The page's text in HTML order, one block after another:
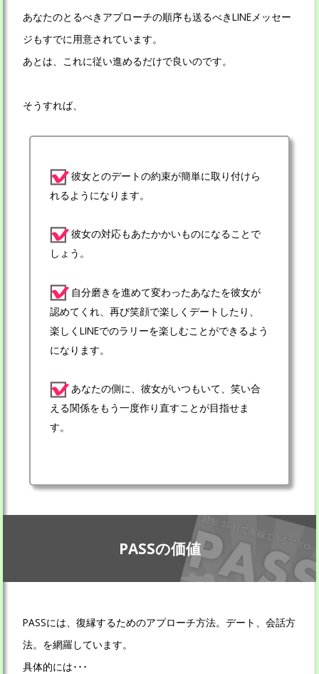
あなたのとるべきアプローチの順序も送るべきLINEメッセー
ジもすでに用意されています。
あとは、これに従い進めるだけで良いのです。
そうすれば、
彼女とのデートの約束が簡単に取り付けら
れるようになります。
彼女の対応もあたかかいものになることで
しょう。
自分磨きを進めて変わったあなたを彼女が
認めてくれ、再び笑顔で楽しくデートしたり、
楽しくLINEでのラリーを楽しむことができるよう
になります。
あなたの側に、彼女がいつもいて、笑い合
える関係をもう一度作り直すことが目指せま
す。
PASSの価値
PASSには、復縁するためのアプローチ方法。デート、会話方
法。を網羅しています。
具体的には･･･